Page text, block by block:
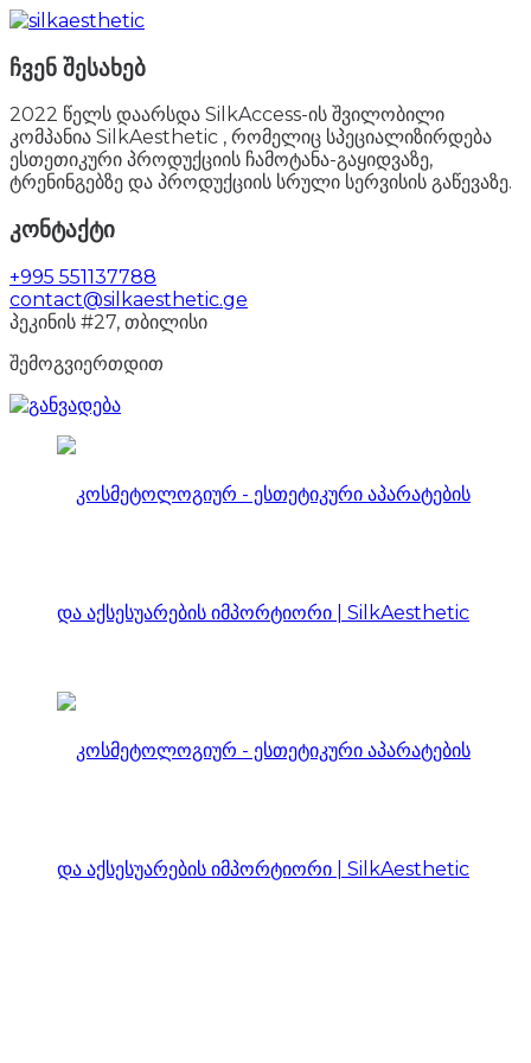
ჩვენ შესახებ
2022 წელს დაარსდა SilkAccess-ის შვილობილი
კომპანია SilkAesthetic , რომელიც სპეციალიზირდება
ესთეთიკური პროდუქციის ჩამოტანა-გაყიდვაზე,
ტრენინგებზე და პროდუქციის სრული სერვისის გაწევაზე.
კონტაქტი
+995 551137788
contact@silkaesthetic.ge
პეკინის #27, თბილისი
შემოგვიერთდით